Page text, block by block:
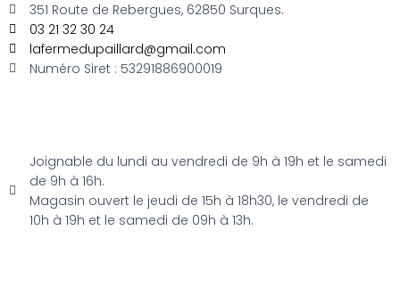
351 Route de Rebergues, 62850 Surques.
03 21 32 30 24
lafermedupaillard@gmail.com
Numéro Siret : 53291886900019
Joignable du lundi au vendredi de 9h à 19h et le samedi
de 9h à 16h.
Magasin ouvert le jeudi de 15h à 18h30, le vendredi de
10h à 19h et le samedi de 09h à 13h.